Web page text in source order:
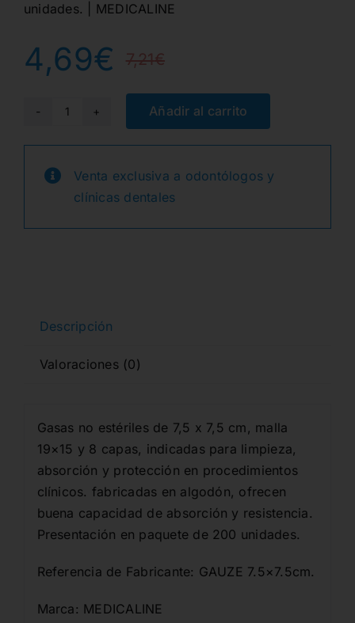
unidades. | MEDICALINE
7,21€El
precio
original
era:
7,21€.
4,69€
El
precio
actual
es:
4,69€.
GASAS
7,5x7,5cm.
ESTERIL
MALLA
19x15
Añadir al carrito
Venta exclusiva a odontólogos y
clínicas dentales
Descripción
Valoraciones (0)
Gasas no estériles de 7,5 x 7,5 cm, malla
19×15 y 8 capas, indicadas para limpieza,
absorción y protección en procedimientos
clínicos. fabricadas en algodón, ofrecen
buena capacidad de absorción y resistencia.
Presentación en paquete de 200 unidades.
Referencia de Fabricante: GAUZE 7.5×7.5cm.
Marca: MEDICALINE